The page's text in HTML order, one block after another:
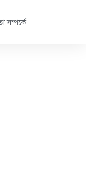
সম্পর্কে